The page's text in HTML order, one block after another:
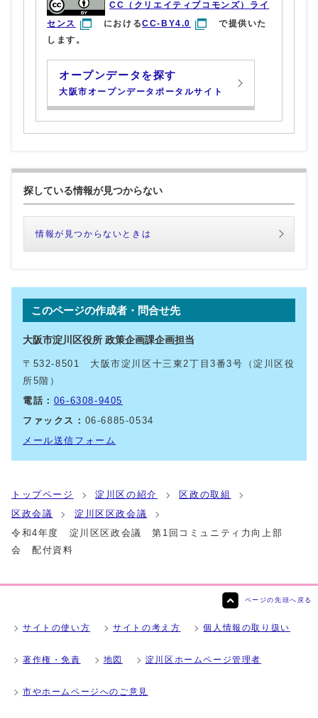
CC（クリエイティブコモンズ）ライ
センス
におけるCC-BY4.0
で提供いた
します。
オープンデータを探す
大阪市オープンデータポータルサイト
探している情報が見つからない
情報が見つからないときは
このページの作成者・問合せ先
大阪市淀川区役所 政策企画課企画担当
〒532-8501 大阪市淀川区十三東2丁目3番3号（淀川区役
所5階）
電話： 06-6308-9405
ファックス： 06-6885-0534
メール送信フォーム
トップページ 淀川区の紹介
区政の取組
区政会議
淀川区区政会議
令和4年度 淀川区区政会議 第1回コミュニティ力向上部
会 配付資料
ページの先頭へ戻る
サイトの使い方 サイトの考え方 個人情報の取り扱い
著作権・免責 地図 淀川区ホームページ管理者
市やホームページへのご意見